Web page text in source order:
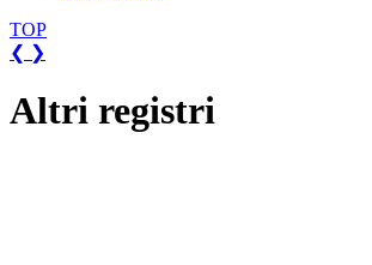
TOP
❮ ❯
Altri registri